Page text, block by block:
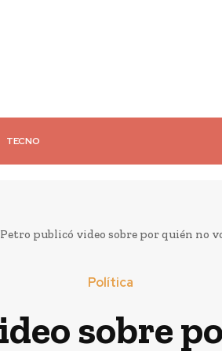
TECNO
publicó video sobre por quién no
Política
sobre